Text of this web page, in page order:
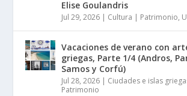
Elise Goulandris
Jul 29, 2026 | Cultura | Patrimonio,
Vacaciones de verano con
griegas, Parte 1/4 (Andros,
Samos y Corfú)
Jul 28, 2026 | Ciudades e islas
Patrimonio